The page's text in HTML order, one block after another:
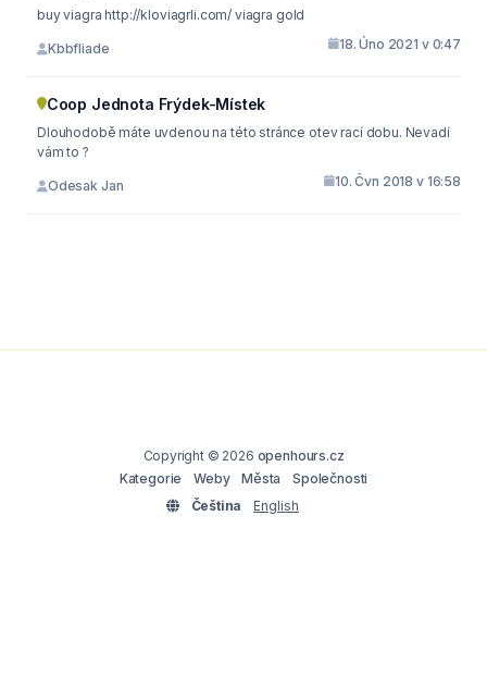
buy viagra http://kloviagrli.com/ viagra gold
Kbbfliade 18. Úno 2021 v 0:47
Coop Jednota Frýdek-Místek
Dlouhodobě máte uvdenou na této stránce otev rací dobu. Nevadí
vám to ?
Odesak Jan 10. Čvn 2018 v 16:58
Copyright © 2026 openhours.cz
Kategorie
Weby Města
Společnosti
Čeština
English